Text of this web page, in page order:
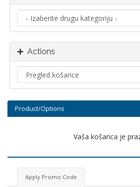
Actions
Product/Options
Vaša košarica je
Apply Promo Code